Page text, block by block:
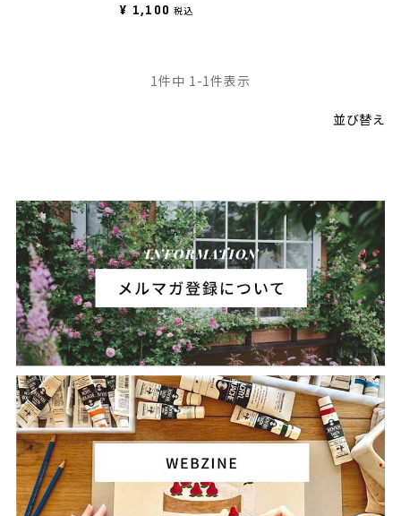
¥ 1,100 税込
並び替え
1件中 1 -1件表示